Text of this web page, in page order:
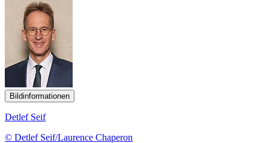
Bildinformationen
Detlef Seif
© Detlef Seif/Laurence Chaperon